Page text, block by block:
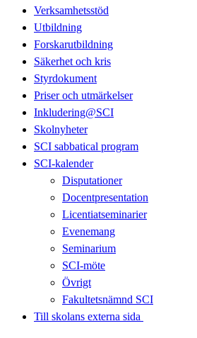
Verksamhetsstöd
Utbildning
Forskarutbildning
Säkerhet och kris
Styrdokument
Priser och utmärkelser
Inkludering@SCI
Skolnyheter
SCI sabbatical program
SCI-kalender
Disputationer
Docentpresentation
Licentiatseminarier
Evenemang
Seminarium
SCI-möte
Övrigt
Fakultetsnämnd SCI
Till skolans externa sida​​​​​​​